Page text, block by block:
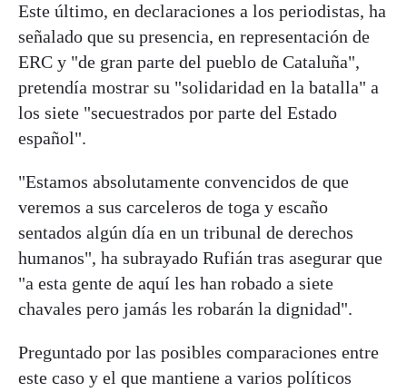
Este último, en declaraciones a los periodistas, ha
señalado que su presencia, en representación de
ERC y "de gran parte del pueblo de Cataluña",
pretendía mostrar su "solidaridad en la batalla" a
los siete "secuestrados por parte del Estado
español".
"Estamos absolutamente convencidos de que
veremos a sus carceleros de toga y escaño
sentados algún día en un tribunal de derechos
humanos", ha subrayado Rufián tras asegurar que
"a esta gente de aquí les han robado a siete
chavales pero jamás les robarán la dignidad".
Preguntado por las posibles comparaciones entre
este caso y el que mantiene a varios políticos